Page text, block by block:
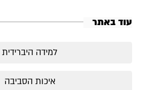
עוד באתר
למידה היברידית
איכות הסביבה